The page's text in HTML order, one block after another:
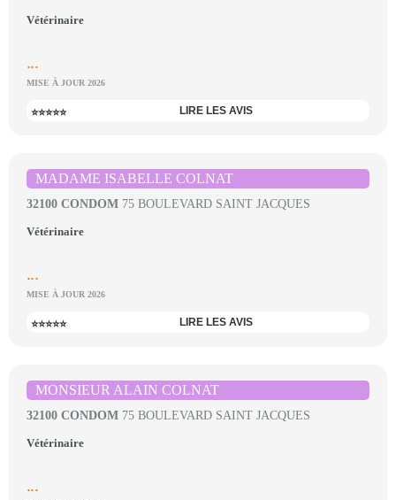
Vétérinaire
...
MISE À JOUR 2026
⭐⭐⭐⭐⭐ LIRE LES AVIS
MADAME ISABELLE COLNAT
32100 CONDOM 75 BOULEVARD SAINT JACQUES
Vétérinaire
...
MISE À JOUR 2026
⭐⭐⭐⭐⭐ LIRE LES AVIS
MONSIEUR ALAIN COLNAT
32100 CONDOM 75 BOULEVARD SAINT JACQUES
Vétérinaire
...